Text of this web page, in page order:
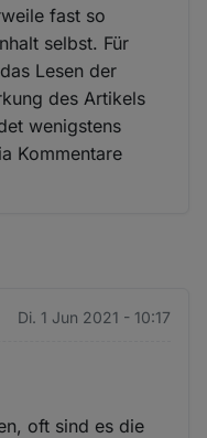
fast so
selbst. Für
Lesen der
des Artikels
wenigstens
Kommentare
Di. 1 Jun 2021 - 10:17
oft sind es die